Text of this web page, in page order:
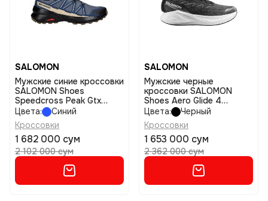
SALOMON
Мужские синие кроссовки
SALOMON Shoes
Speedcross Peak Gtx
размер 11
Цвета:
Синий
Кроссовки
1 682 000 сум
2 102 000 сум
SALOMON
Мужские черные
кроссовки SALOMON
Shoes Aero Glide 4
размер 7,5
Цвета:
Черный
Кроссовки
1 653 000 сум
2 362 000 сум